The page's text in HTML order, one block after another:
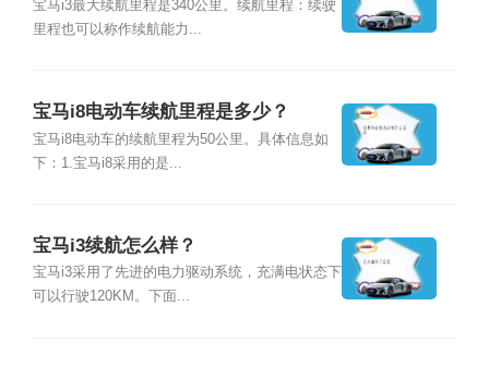
宝马i3最大续航里程是340公里。续航里程：续驶
里程也可以称作续航能力...
宝马i8电动车续航里程是多少？
宝马i8电动车的续航里程为50公里。具体信息如
下：1.宝马i8采用的是...
宝马i3续航怎么样？
宝马i3采用了先进的电力驱动系统，充满电状态下
可以行驶120KM。下面...